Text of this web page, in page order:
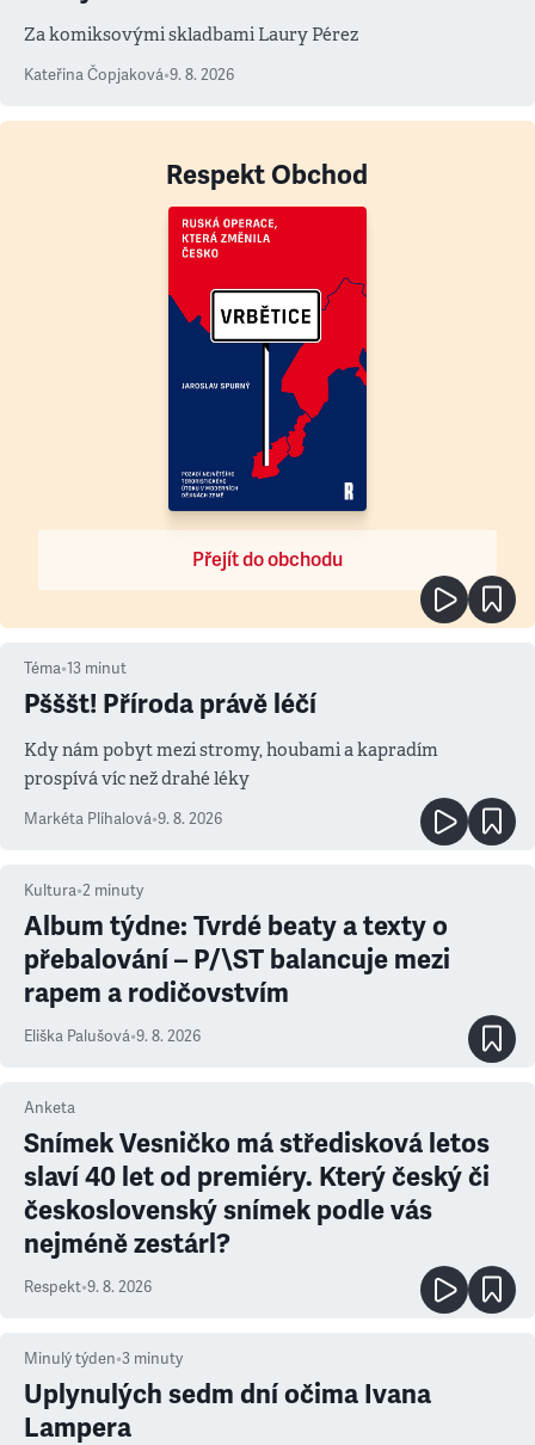
Za komiksovými skladbami Laury Pérez
Kateřina Čopjaková•9. 8. 2026
Respekt Obchod
Přejít do obchodu
Téma•13 minut
Pšššt! Příroda právě léčí
Kdy nám pobyt mezi stromy, houbami a kapradím
prospívá víc než drahé léky
Markéta Plíhalová•9. 8. 2026
Kultura•2 minuty
Album týdne: Tvrdé beaty a texty o
přebalování – P/\ST balancuje mezi
rapem a rodičovstvím
Eliška Palušová•9. 8. 2026
Anketa
Snímek Vesničko má středisková letos
slaví 40 let od premiéry. Který český či
československý snímek podle vás
nejméně zestárl?
Respekt•9. 8. 2026
Minulý týden•3 minuty
Uplynulých sedm dní očima Ivana
Lampera